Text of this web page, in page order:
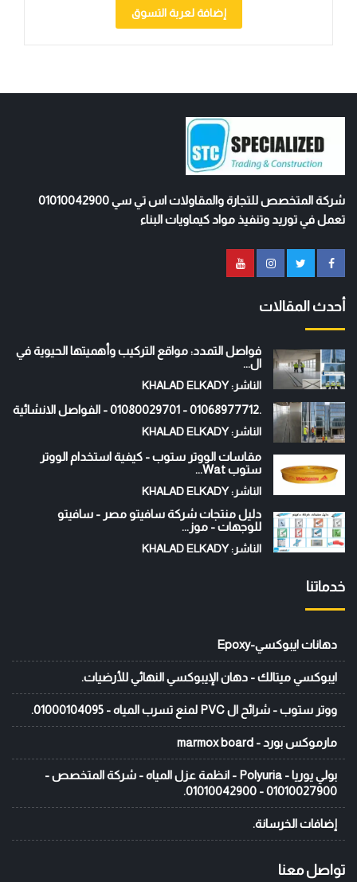
إضافة لعربة التسوق
شركة المتخصص للتجارة والمقاولات اس تي سي 01010042900
تعمل في توريد وتنفيذ مواد كيماويات البناء
أحدث المقالات
فواصل التمدد: مواقع التركيب وأهميتها الحيوية في
ال...
الناشر: KHALAD ELKADY
.01068977712 - 01080029701 - الفواصل الانشائية
الناشر: KHALAD ELKADY
مقاسات الووتر ستوب - كيفية استخدام الووتر
ستوب Wat...
الناشر: KHALAD ELKADY
دليل منتجات شركة سافيتو مصر - سافيتو
للوجهات - موز...
الناشر: KHALAD ELKADY
خدماتنا
دهانات ايبوكسي-Epoxy
ايبوكسي ميتالك - دهان الإيبوكسي النهائي للأرضيات.
ووتر ستوب - شرائح ال PVC لمنع تسرب المياه - 01000104095.
مارموكس بورد - marmox board
بولي يوريا - Polyuria - انظمة عزل المياه - شركة المتخصص -
01010027900 - 01010042900.
إضافات الخرسانة.
تواصل معنا